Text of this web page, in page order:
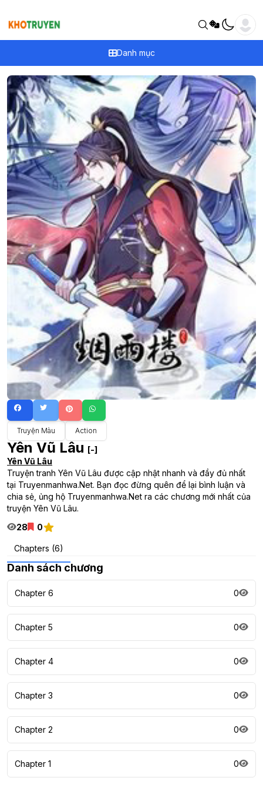
Danh mục
Truyện Màu Action
Yên Vũ Lâu [-]
Yên Vũ Lâu
Truyện tranh Yên Vũ Lâu được cập nhật nhanh và đầy đủ nhất
tại Truyenmanhwa.Net. Bạn đọc đừng quên để lại bình luận và
chia sẻ, ủng hộ Truyenmanhwa.Net ra các chương mới nhất của
truyện Yên Vũ Lâu.
28
0
Chapters (6)
Danh sách chương
Chapter 6 0
Chapter 5 0
Chapter 4 0
Chapter 3 0
Chapter 2 0
Chapter 1 0